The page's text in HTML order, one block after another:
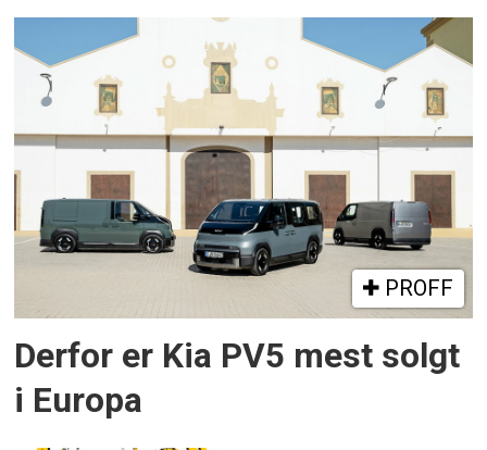
PROFF
Derfor er Kia PV5 mest solgt
i Europa